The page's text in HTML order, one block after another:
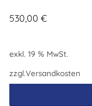
530,00 €
exkl. 19 % MwSt.
zzgl.Versandkosten